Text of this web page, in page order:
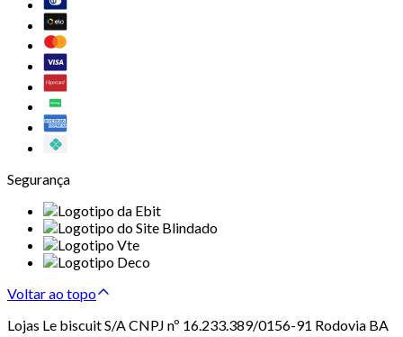
Segurança
Voltar ao topo
Lojas Le biscuit S/A CNPJ nº 16.233.389/0156-91 Rodovia BA